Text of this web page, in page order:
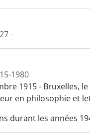
-
1980
1915 - Bruxelles,
en philosophie et
durant les années